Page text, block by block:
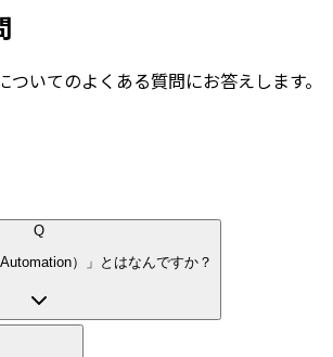
いてのよくある質問にお答えします。
Q
）」とはなんですか？